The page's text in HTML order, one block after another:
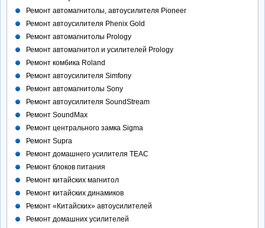
Ремонт автомагнитолы, автоусилителя Pioneer
Ремонт автоусилителя Phenix Gold
Ремонт автомагнитолы Prology
Ремонт автомагнитол и усилителей Prology
Ремонт комбика Roland
Ремонт автоусилителя Simfony
Ремонт автомагнитолы Sony
Ремонт автоусилителя SoundStream
Ремонт SoundMax
Ремонт центрального замка Sigma
Ремонт Supra
Ремонт домашнего усилителя TEAC
Ремонт блоков питания
Ремонт китайских магнитол
Ремонт китайских динамиков
Ремонт «Китайских» автоусилителей
Ремонт домашних усилителей